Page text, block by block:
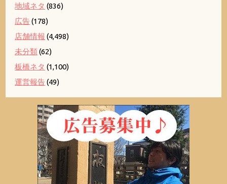
地域ネタ (836)
広告(178)
店舗情報 (4,498)
未分類(62)
板橋ネタ (1,100)
運営報告(49)